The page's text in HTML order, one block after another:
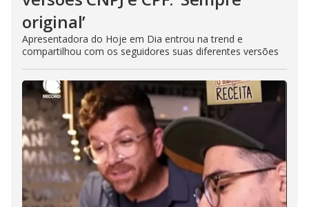
original’
Apresentadora do Hoje em Dia entrou na trend e
compartilhou com os seguidores suas diferentes versões